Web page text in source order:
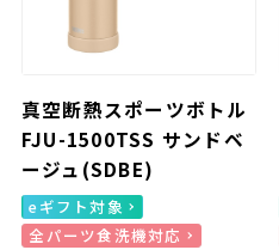
真空断熱スポーツボトル
FJU-1500TSS サンドベ
ージュ(SDBE)
eギフト対象
全パーツ食洗機対応